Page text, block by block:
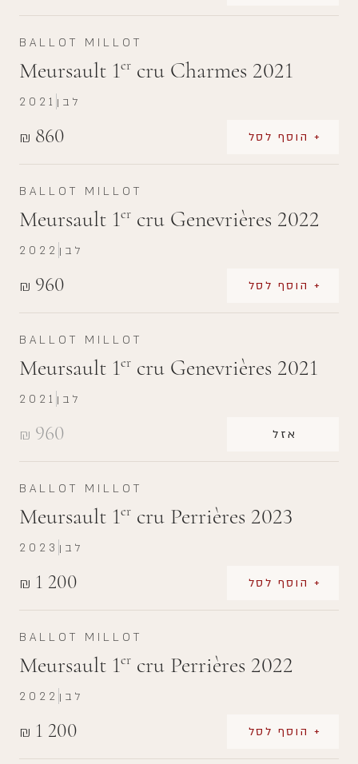
BALLOT MILLOT
Meursault 1er cru Charmes 2021
₪ 860 + הוסף לסל
2021 לבן
BALLOT MILLOT
Meursault 1er cru Genevrières 2022
₪ 960 + הוסף לסל
2022 לבן
BALLOT MILLOT
Meursault 1er cru Genevrières 2021
₪ 960 אזל
2021 לבן
BALLOT MILLOT
Meursault 1er cru Perrières 2023
₪ 1 200 + הוסף לסל
2023 לבן
BALLOT MILLOT
Meursault 1er cru Perrières 2022
₪ 1 200 + הוסף לסל
2022 לבן